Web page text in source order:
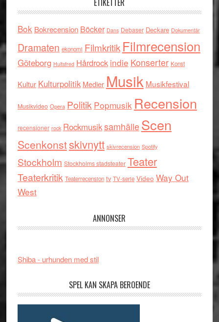
ETIKETTER
Bok Bokrecension Böcker Dans Debaser Deckare Dokumentär
Dramaten ekonomi Filmkritik Filmrecension
Göteborg Hultsfred Hårdrock indie Konserter Konst
Kultur Kulturpolitik Medier Musik Musikfestival
Musikvideo Opera Politik Popmusik Recension
recensioner rock RockmusiksamhälleScen
Scenkonstskivnytt skivrecension Spotify
Stockholm Stockholms stadsteater Teater
Teaterkritik Teaterrecension tv TV-serie Video Way Out
West
ANNONSER
Shiba - urhunden med stil
SPEL KAN SKAPA BEROENDE